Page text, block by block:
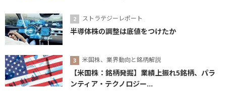
ストラテジーレポート
半導体株の調整は底値をつけたか
米国株、業界動向と銘柄解説
【米国株：銘柄発掘】業績上振れ5銘柄、パラ
ンティア・テクノロジー...